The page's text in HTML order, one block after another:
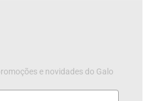
e novidades do Galo